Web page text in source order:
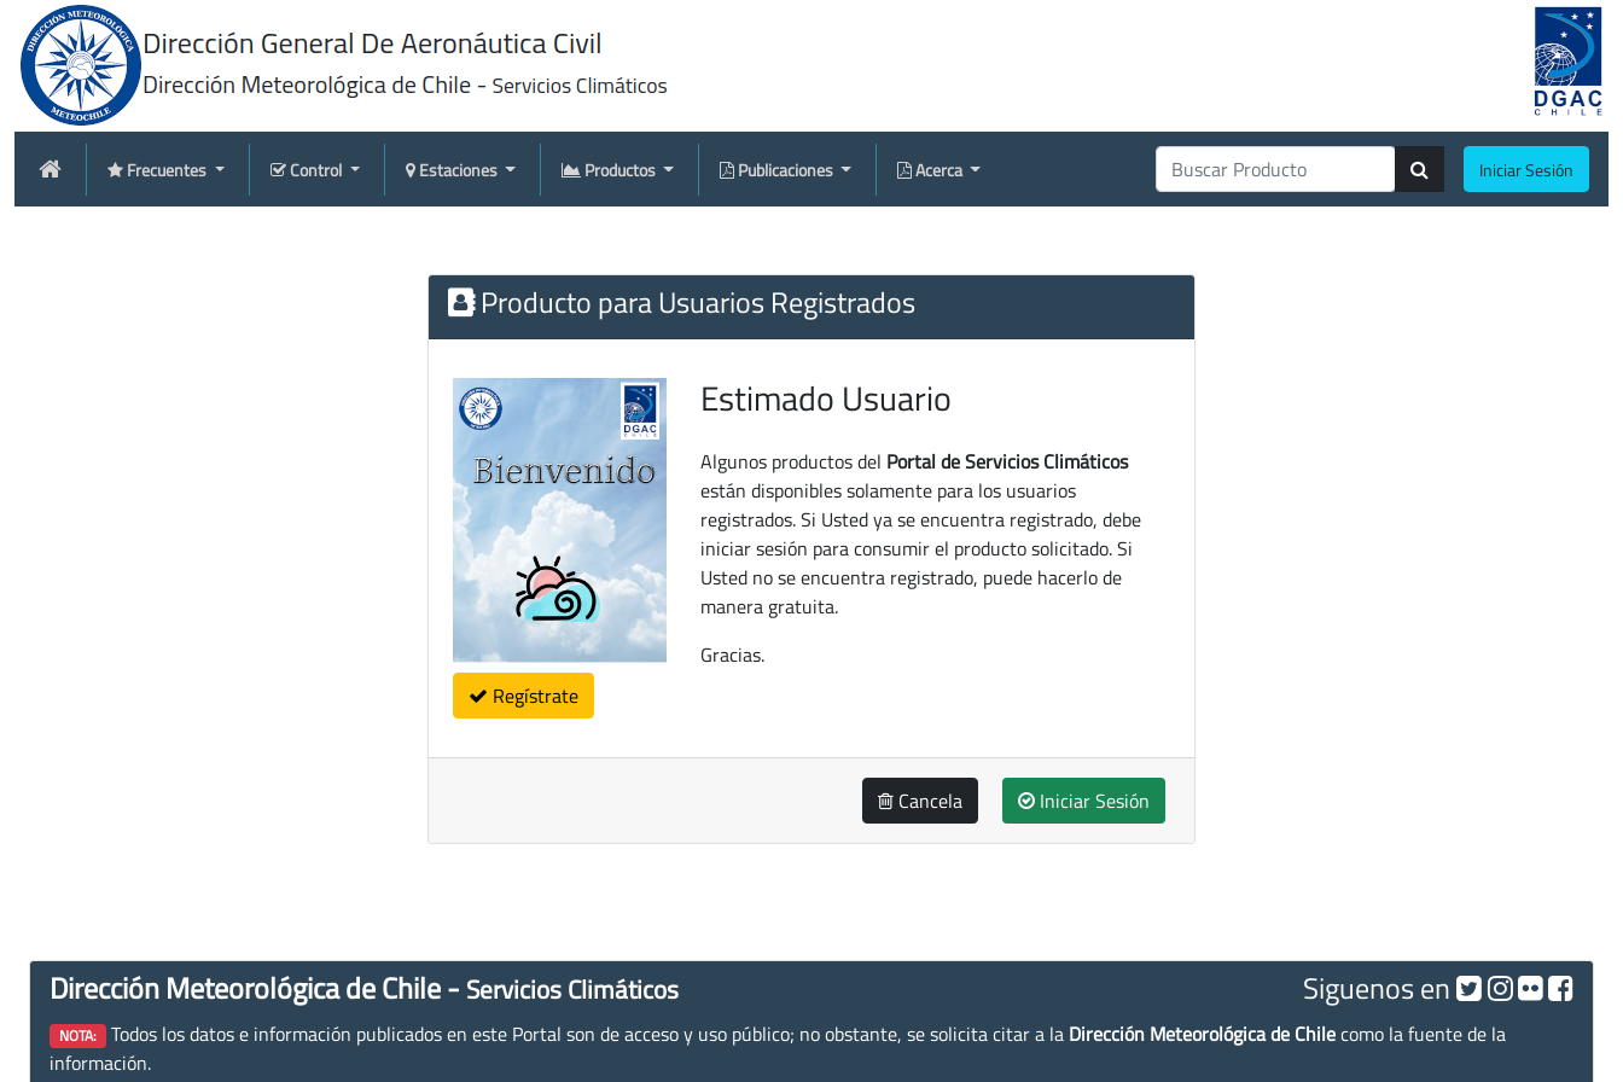
Frecuentes Control Estaciones Productos Publicaciones Acerca Iniciar Sesión
Producto para Usuarios Registrados
Regístrate
Estimado Usuario
Algunos productos del Portal de Servicios Climáticos
están disponibles solamente para los usuarios
registrados. Si Usted ya se encuentra registrado, debe
iniciar sesión para consumir el producto solicitado. Si
Usted no se encuentra registrado, puede hacerlo de
manera gratuita.
Gracias.
Cancela Iniciar Sesión
Dirección Meteorológica de Chile - Servicios Climáticos Siguenos en
NOTA: Todos los datos e información publicados en este Portal son de acceso y uso público; no obstante, se solicita citar a la Dirección Meteorológica de Chilecomo la fuente de la
información.